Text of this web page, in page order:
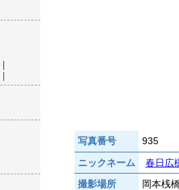
｜
｜
写真番号
935
ニックネーム
春日広
撮影場所
岡本桟